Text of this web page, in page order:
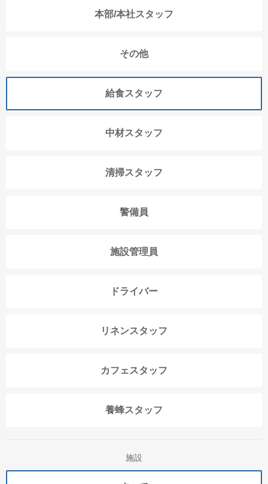
本部/本社スタッフ
その他
給食スタッフ
中材スタッフ
清掃スタッフ
警備員
施設管理員
ドライバー
リネンスタッフ
カフェスタッフ
養蜂スタッフ
施設